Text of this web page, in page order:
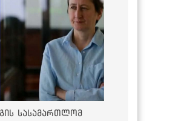
სასამართლომ